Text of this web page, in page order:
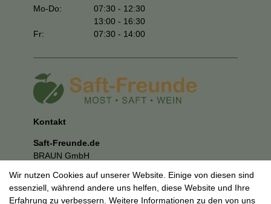
Mo-Do:
07:30 - 12:30
13:00 - 16:30
Fr:
07:30 - 14:00
Kontakt
Saft-Freunde.de
BRAUN GmbH
73037 Göppingen
E-Mail:mail@saft-freunde.de
Wir nutzen Cookies auf unserer Website. Einige von diesen sind
essenziell, während andere uns helfen, diese Website und Ihre
Erfahrung zu verbessern. Weitere Informationen zu den von uns